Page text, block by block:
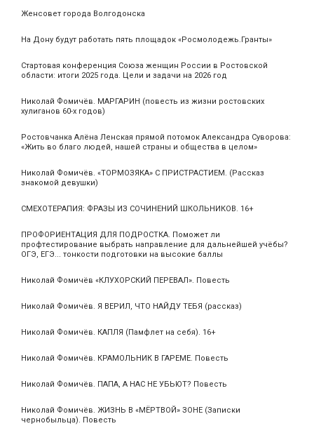
Женсовет города Волгодонска
На Дону будут работать пять площадок «Росмолодежь.Гранты»
Стартовая конференция Союза женщин России в Ростовской
области: итоги 2025 года. Цели и задачи на 2026 год
Николай Фомичёв. МАРГАРИН (повесть из жизни ростовских
хулиганов 60-х годов)
Ростовчанка Алёна Ленская прямой потомок Александра Суворова:
«Жить во благо людей, нашей страны и общества в целом»
Николай Фомичёв. «ТОРМОЗЯКА» С ПРИСТРАСТИЕМ. (Рассказ
знакомой девушки)
СМЕХОТЕРАПИЯ: ФРАЗЫ ИЗ СОЧИНЕНИЙ ШКОЛЬНИКОВ. 16+
ПРОФОРИЕНТАЦИЯ ДЛЯ ПОДРОСТКА. Поможет ли
профтестирование выбрать направление для дальнейшей учёбы?
ОГЭ, ЕГЭ... тонкости подготовки на высокие баллы
Николай Фомичёв «КЛУХОРСКИЙ ПЕРЕВАЛ». Повесть
Николай Фомичёв. Я ВЕРИЛ, ЧТО НАЙДУ ТЕБЯ (рассказ)
Николай Фомичёв. КАПЛЯ (Памфлет на себя). 16+
Николай Фомичёв. КРАМОЛЬНИК В ГАРЕМЕ. Повесть
Николай Фомичёв. ПАПА, А НАС НЕ УБЬЮТ? Повесть
Николай Фомичёв. ЖИЗНЬ В «МЁРТВОЙ» ЗОНЕ (Записки
чернобыльца). Повесть